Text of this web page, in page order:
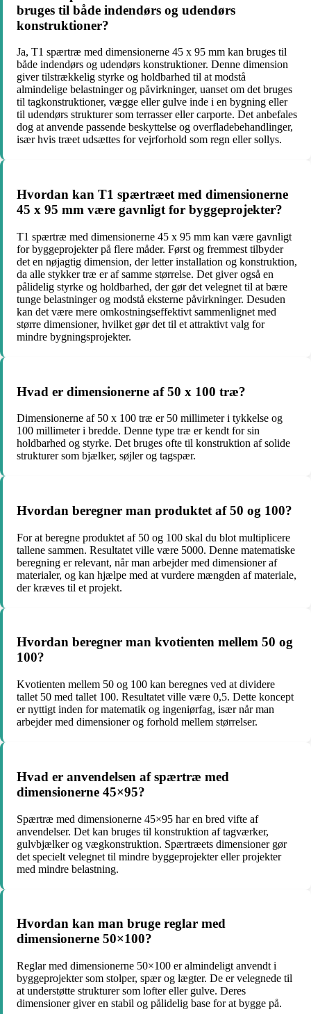
bruges til både indendørs og udendørs
konstruktioner?
Ja, T1 spærtræ med dimensionerne 45 x 95 mm kan bruges til
både indendørs og udendørs konstruktioner. Denne dimension
giver tilstrækkelig styrke og holdbarhed til at modstå
almindelige belastninger og påvirkninger, uanset om det bruges
til tagkonstruktioner, vægge eller gulve inde i en bygning eller
til udendørs strukturer som terrasser eller carporte. Det anbefales
dog at anvende passende beskyttelse og overfladebehandlinger,
især hvis træet udsættes for vejrforhold som regn eller sollys.
Hvordan kan T1 spærtræet med dimensionerne
45 x 95 mm være gavnligt for byggeprojekter?
T1 spærtræ med dimensionerne 45 x 95 mm kan være gavnligt
for byggeprojekter på flere måder. Først og fremmest tilbyder
det en nøjagtig dimension, der letter installation og konstruktion,
da alle stykker træ er af samme størrelse. Det giver også en
pålidelig styrke og holdbarhed, der gør det velegnet til at bære
tunge belastninger og modstå eksterne påvirkninger. Desuden
kan det være mere omkostningseffektivt sammenlignet med
større dimensioner, hvilket gør det til et attraktivt valg for
mindre bygningsprojekter.
Hvad er dimensionerne af 50 x 100 træ?
Dimensionerne af 50 x 100 træ er 50 millimeter i tykkelse og
100 millimeter i bredde. Denne type træ er kendt for sin
holdbarhed og styrke. Det bruges ofte til konstruktion af solide
strukturer som bjælker, søjler og tagspær.
Hvordan beregner man produktet af 50 og 100?
For at beregne produktet af 50 og 100 skal du blot multiplicere
tallene sammen. Resultatet ville være 5000. Denne matematiske
beregning er relevant, når man arbejder med dimensioner af
materialer, og kan hjælpe med at vurdere mængden af materiale,
der kræves til et projekt.
Hvordan beregner man kvotienten mellem 50 og
100?
Kvotienten mellem 50 og 100 kan beregnes ved at dividere
tallet 50 med tallet 100. Resultatet ville være 0,5. Dette koncept
er nyttigt inden for matematik og ingeniørfag, især når man
arbejder med dimensioner og forhold mellem størrelser.
Hvad er anvendelsen af ​​spærtræ med
dimensionerne 45×95?
Spærtræ med dimensionerne 45×95 har en bred vifte af
anvendelser. Det kan bruges til konstruktion af tagværker,
gulvbjælker og vægkonstruktion. Spærtræets dimensioner gør
det specielt velegnet til mindre byggeprojekter eller projekter
med mindre belastning.
Hvordan kan man bruge reglar med
dimensionerne 50×100?
Reglar med dimensionerne 50×100 er almindeligt anvendt i
byggeprojekter som stolper, spær og lægter. De er velegnede til
at understøtte strukturer som lofter eller gulve. Deres
dimensioner giver en stabil og pålidelig base for at bygge på.